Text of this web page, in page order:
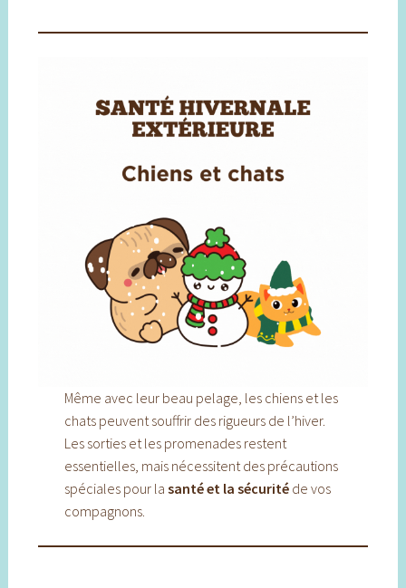
Même avec leur beau pelage, les chiens et les
chats peuvent souffrir des rigueurs de l’hiver.
Les sorties et les promenades restent
essentielles, mais nécessitent des précautions
spéciales pour lasanté et la sécurité de vos
compagnons.